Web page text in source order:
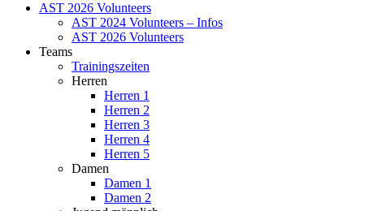
AST 2026 Volunteers
AST 2024 Volunteers – Infos
AST 2026 Volunteers
Teams
Trainingszeiten
Herren
Herren 1
Herren 2
Herren 3
Herren 4
Herren 5
Damen
Damen 1
Damen 2